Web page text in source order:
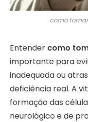
como
Entender como
importante para
inadequada ou
deficiência real. A
formação das
neurológico e de